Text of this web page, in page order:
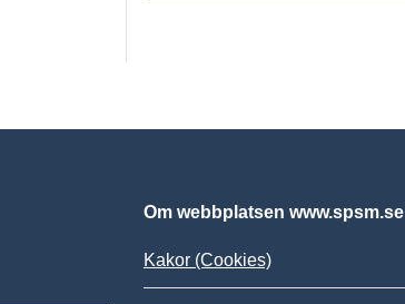
Om webbplatsen www.spsm.se
Kakor (Cookies)